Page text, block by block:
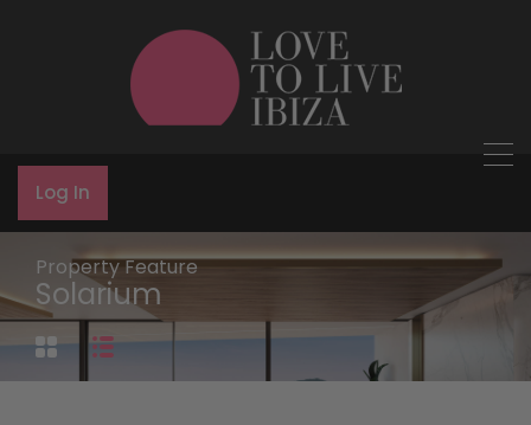
Log In
Property Feature
Solarium